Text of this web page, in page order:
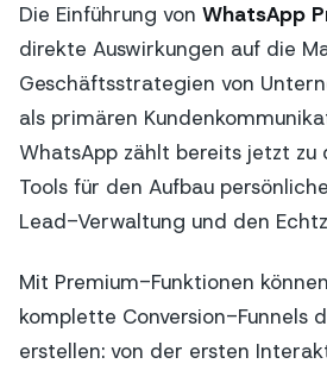
Die Einführung von WhatsApp
direkte Auswirkungen auf die
Geschäftsstrategien von
als primären
WhatsApp zählt bereits jetzt zu
Tools für den Aufbau
Lead-Verwaltung und den
Mit Premium-Funktionen
komplette Conversion-Funnels
erstellen: von der ersten